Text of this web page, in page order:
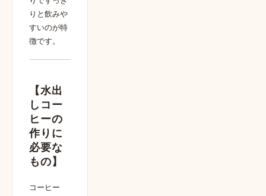
りと飲みや
すいのが特
徴です。
【水出
しコー
ヒーの
作りに
必要な
もの 】
コーヒー